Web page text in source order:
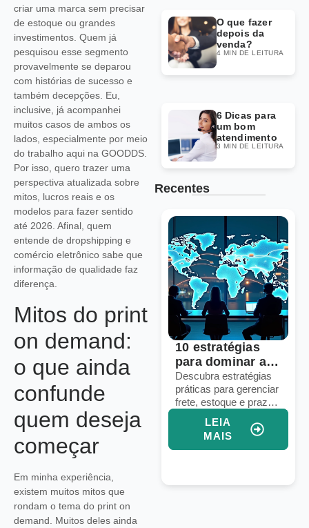
criar uma marca sem precisar
de estoque ou grandes
investimentos. Quem já
pesquisou esse segmento
provavelmente se deparou
com histórias de sucesso e
também decepções. Eu,
inclusive, já acompanhei
muitos casos de ambos os
lados, especialmente por meio
do trabalho aqui na GOODDS.
Por isso, quero trazer uma
perspectiva atualizada sobre
mitos, lucros reais e os
modelos para fazer sentido
até 2026. Afinal, quem
entende de dropshipping e
comércio eletrônico sabe que
informação de qualidade faz
diferença.
Mitos do print
on demand:
o que ainda
confunde
quem deseja
começar
Em minha experiência,
existem muitos mitos que
rondam o tema do print on
demand. Muitos deles ainda
O que fazer
depois da
venda?
4 MIN DE LEITURA
6 Dicas para
um bom
atendimento
3 MIN DE LEITURA
Recentes
Voice commerce:
seu e-commerce
está pronto para
vendas por voz?
Descubra como
preparar seu e-
commerce para
vendas por voz e
aumentar conversões
com assistentes
virtuais e IA integrada.
LEIA
10 estratégias
para dominar a
logística em
marketplaces
globais
Descubra estratégias
práticas para gerenciar
frete, estoque e prazos
em marketplaces
globais e aumentar
suas vendas
LEIA
MAIS